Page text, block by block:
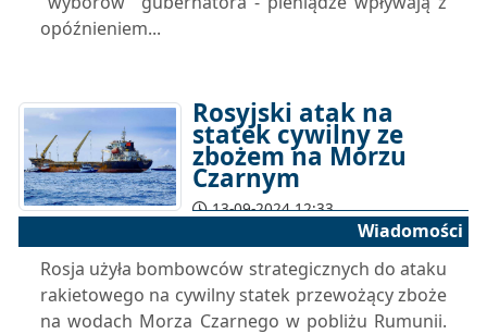
opóźnieniem...
Rosyjski atak na
statek cywilny ze
zbożem na Morzu
Czarnym
13-09-2024 12:33
Wiadomości
Rosja użyła bombowców strategicznych do ataku
rakietowego na cywilny statek przewożący zboże
na wodach Morza Czarnego w pobliżu Rumunii.